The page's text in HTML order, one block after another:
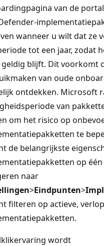
van de
wanneer u wilt dat ze
tot een jaar, zodat
blijft. Dit voorkomt
van oude
ontdekken. Microsoft
van
om het risico op
te
de belangrijkste
op
naar
>Eindpunten>
filteren op actieve,
wordt